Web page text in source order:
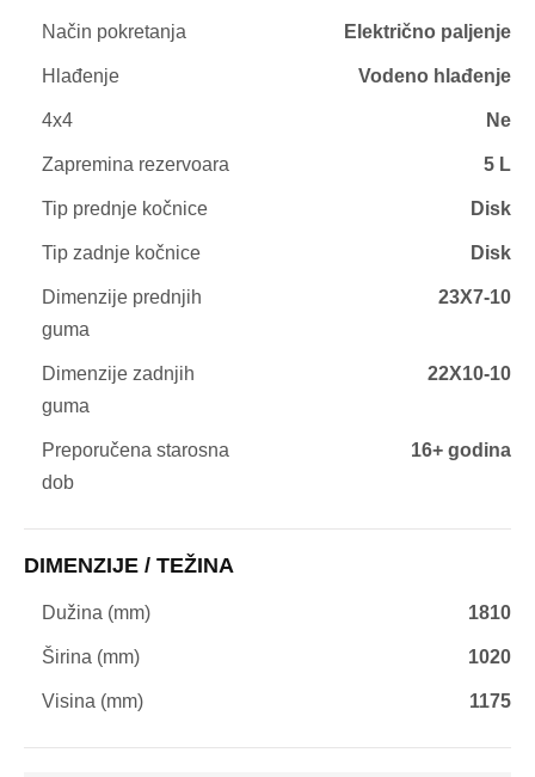
Način pokretanja Električno paljenje
Hlađenje Vodeno hlađenje
4x4 Ne
Zapremina rezervoara 5 L
Tip prednje kočnice Disk
Tip zadnje kočnice Disk
Dimenzije prednjih
guma
23X7-10
Dimenzije zadnjih
guma
22X10-10
Preporučena starosna
dob
16+ godina
DIMENZIJE / TEŽINA
Dužina (mm) 1810
Širina (mm) 1020
Visina (mm) 1175